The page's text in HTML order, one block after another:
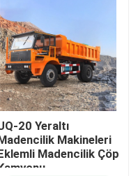
20 Yeraltı
Makineleri
Madencilik Çöp